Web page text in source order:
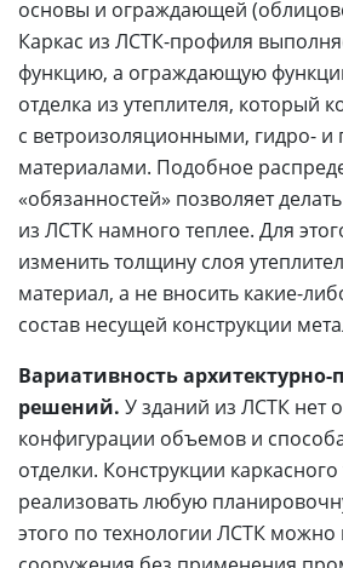
основы и ограждающей
Каркас из ЛСТК-профиля
функцию, а ограждающую
отделка из утеплителя, который
с ветроизоляционными, гидро-
материалами. Подобное
«обязанностей» позволяет
из ЛСТК намного теплее. Для
изменить толщину слоя
материал, а не вносить какие-
состав несущей конструкции
Вариативность
решений. У зданий из ЛСТК нет
конфигурации объемов и
отделки. Конструкции
реализовать любую
этого по технологии ЛСТК можно